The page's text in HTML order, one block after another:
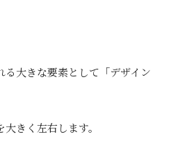
る大きな要素として「デザイン
きく左右します。